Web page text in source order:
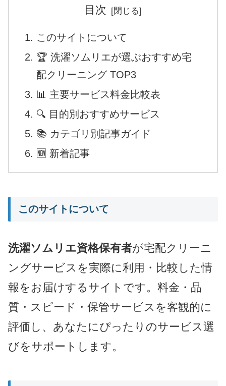
目次
このサイトについて
🏆 洗濯ソムリエが選ぶおすすめ宅
配クリーニング TOP3
📊 主要サービス料金比較表
🔍 目的別おすすめサービス
📚 カテゴリ別記事ガイド
🆕 新着記事
このサイトについて
洗濯ソムリエ資格保有者が宅配クリーニ
ングサービスを実際に利用・比較した情
報をお届けするサイトです。料金・品
質・スピード・保管サービスを客観的に
評価し、あなたにぴったりのサービス選
びをサポートします。